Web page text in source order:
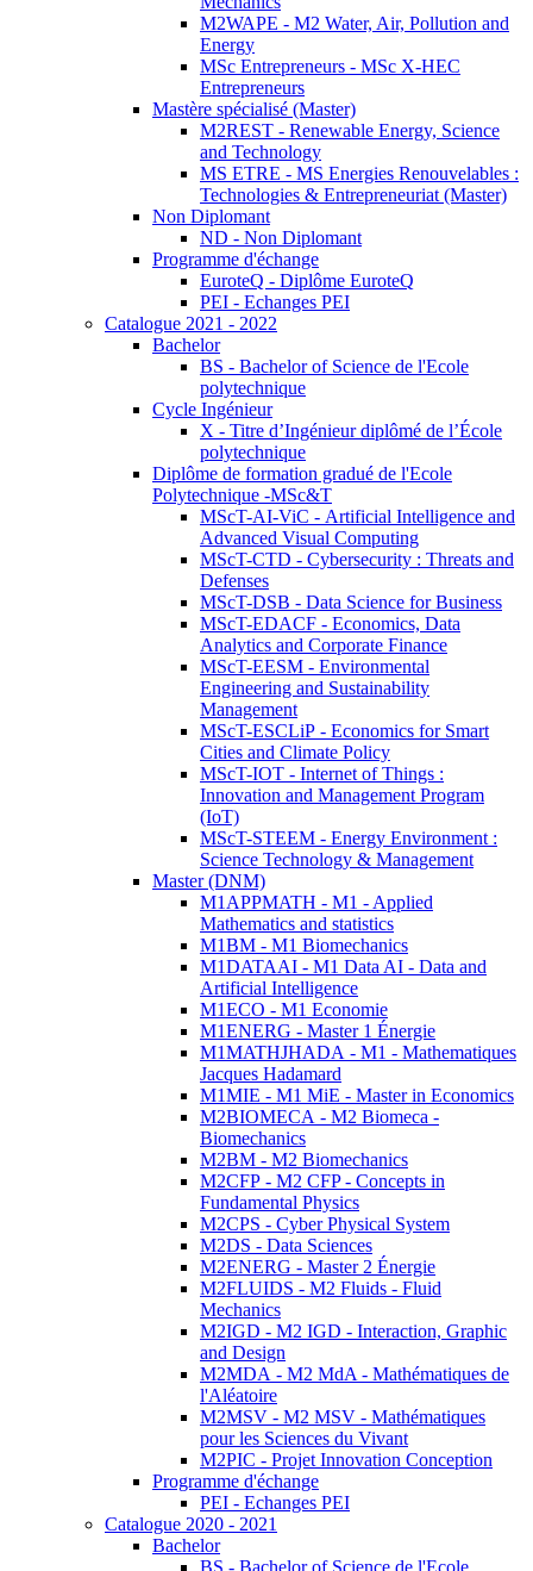
M2WAPE - M2 Water, Air, Pollution and
Energy
MSc Entrepreneurs - MSc X-HEC
Entrepreneurs
Mastère spécialisé (Master)
M2REST - Renewable Energy, Science
and Technology
MS ETRE - MS Energies Renouvelables :
Technologies & Entrepreneuriat (Master)
Non Diplomant
ND - Non Diplomant
Programme d'échange
EuroteQ - Diplôme EuroteQ
PEI - Echanges PEI
Catalogue 2021 - 2022
Bachelor
BS - Bachelor of Science de l'Ecole
polytechnique
Cycle Ingénieur
X - Titre d’Ingénieur diplômé de l’École
polytechnique
Diplôme de formation gradué de l'Ecole
Polytechnique -MSc&T
MScT-AI-ViC - Artificial Intelligence and
Advanced Visual Computing
MScT-CTD - Cybersecurity : Threats and
Defenses
MScT-DSB - Data Science for Business
MScT-EDACF - Economics, Data
Analytics and Corporate Finance
MScT-EESM - Environmental
Engineering and Sustainability
Management
MScT-ESCLiP - Economics for Smart
Cities and Climate Policy
MScT-IOT - Internet of Things :
Innovation and Management Program
(IoT)
MScT-STEEM - Energy Environment :
Science Technology & Management
Master (DNM)
M1APPMATH - M1 - Applied
Mathematics and statistics
M1BM - M1 Biomechanics
M1DATAAI - M1 Data AI - Data and
Artificial Intelligence
M1ECO - M1 Economie
M1ENERG - Master 1 Énergie
M1MATHJHADA - M1 - Mathematiques
Jacques Hadamard
M1MIE - M1 MiE - Master in Economics
M2BIOMECA - M2 Biomeca -
Biomechanics
M2BM - M2 Biomechanics
M2CFP - M2 CFP - Concepts in
Fundamental Physics
M2CPS - Cyber Physical System
M2DS - Data Sciences
M2ENERG - Master 2 Énergie
M2FLUIDS - M2 Fluids - Fluid
Mechanics
M2IGD - M2 IGD - Interaction, Graphic
and Design
M2MDA - M2 MdA - Mathématiques de
l'Aléatoire
M2MSV - M2 MSV - Mathématiques
pour les Sciences du Vivant
M2PIC - Projet Innovation Conception
Programme d'échange
PEI - Echanges PEI
Catalogue 2020 - 2021
Bachelor
BS - Bachelor of Science de l'Ecole